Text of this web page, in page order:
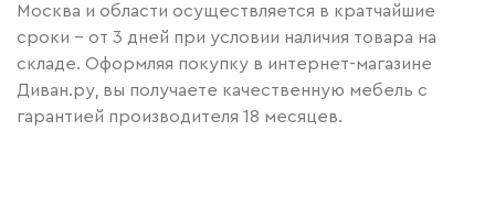
Москва и области осуществляется в кратчайшие
сроки – от 3 дней при условии наличия товара на
складе. Оформляя покупку в интернет-магазине
Диван.ру, вы получаете качественную мебель с
гарантией производителя 18 месяцев.